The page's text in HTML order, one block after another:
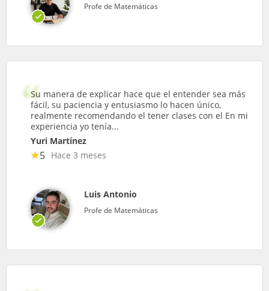
Profe de Matemáticas
Su manera de explicar hace que el entender sea más
fácil, su paciencia y entusiasmo lo hacen único,
realmente recomendando el tener clases con el En mi
experiencia yo tenía...
Yuri Martínez
5 Hace 3 meses
Luis Antonio
Profe de Matemáticas